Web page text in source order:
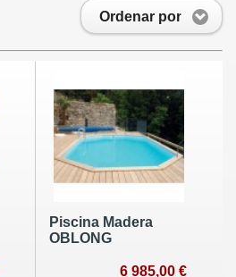
Ordenar por
Piscina Madera
OBLONG
6 985,00 €